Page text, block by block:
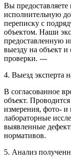
Вы
исполнительную
переписку с
объектом. Наши
предоставленную
выезду на объект
проверки. ---
4. Выезд эксперта
В согласованное
объект.
измерения, фото- и
лабораторные
выявленные
нормативов.
5. Анализ